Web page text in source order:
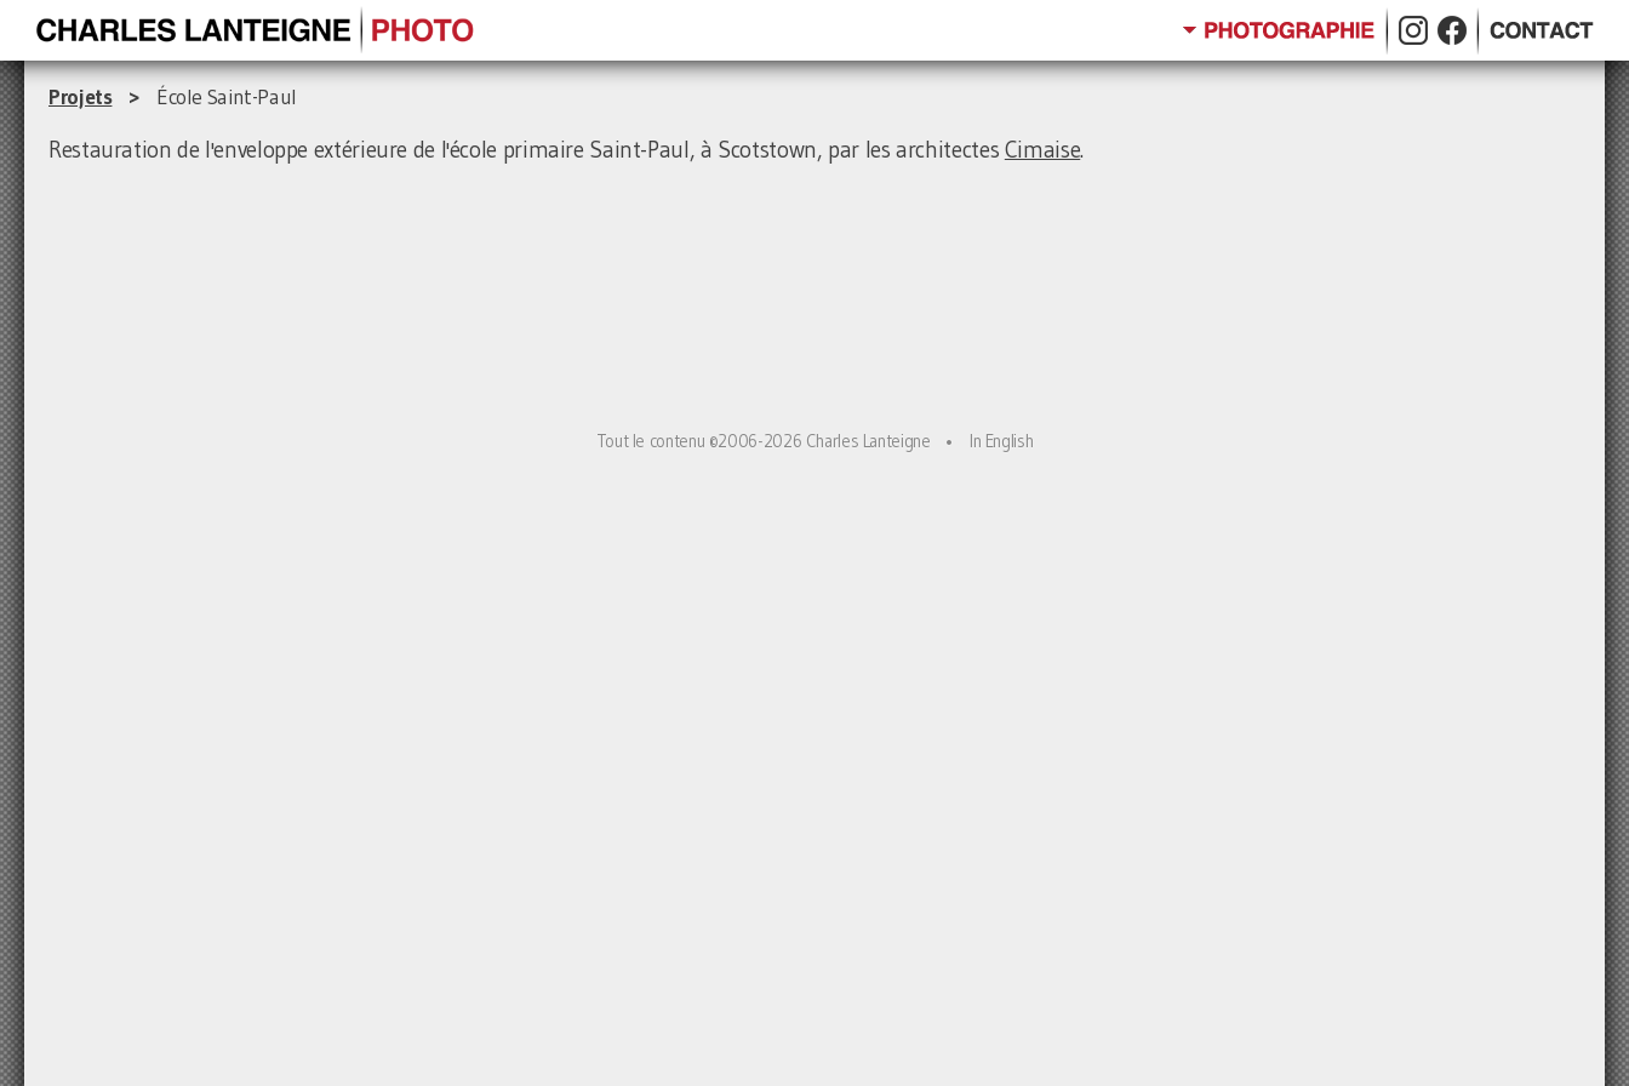
Projets> École Saint-Paul
Restauration de l'enveloppe extérieure de l'école primaire Saint-Paul, à Scotstown, par les architectes Cimaise.
Tout le contenu ©2006-2026 Charles Lanteigne • In English